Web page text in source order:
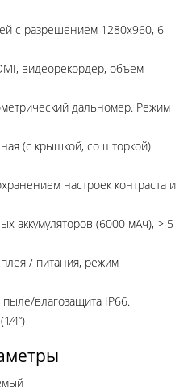
с разрешением 1280x960, 6
видеорекордер, объём
дальномер. Режим
(с крышкой, со шторкой)
настроек контраста и
аккумуляторов (6000 мАч), > 5
/ питания, режим
влагозащита IP66.